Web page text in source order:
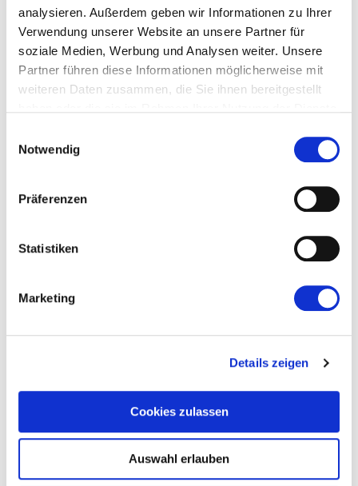
analysieren. Außerdem geben wir Informationen zu Ihrer
Verwendung unserer Website an unsere Partner für
soziale Medien, Werbung und Analysen weiter. Unsere
Partner führen diese Informationen möglicherweise mit
weiteren Daten zusammen, die Sie ihnen bereitgestellt
Notwendig
Präferenzen
Statistiken
Marketing
Details zeigen
Cookies zulassen
Auswahl erlauben
Schlammeimern ausgelegt